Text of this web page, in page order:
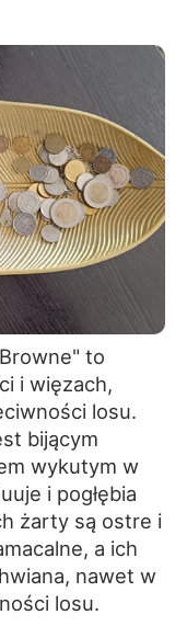
to
i więzach,
losu.
bijącym
wykutym w
i pogłębia
żarty są ostre i
a ich
nawet w
losu.